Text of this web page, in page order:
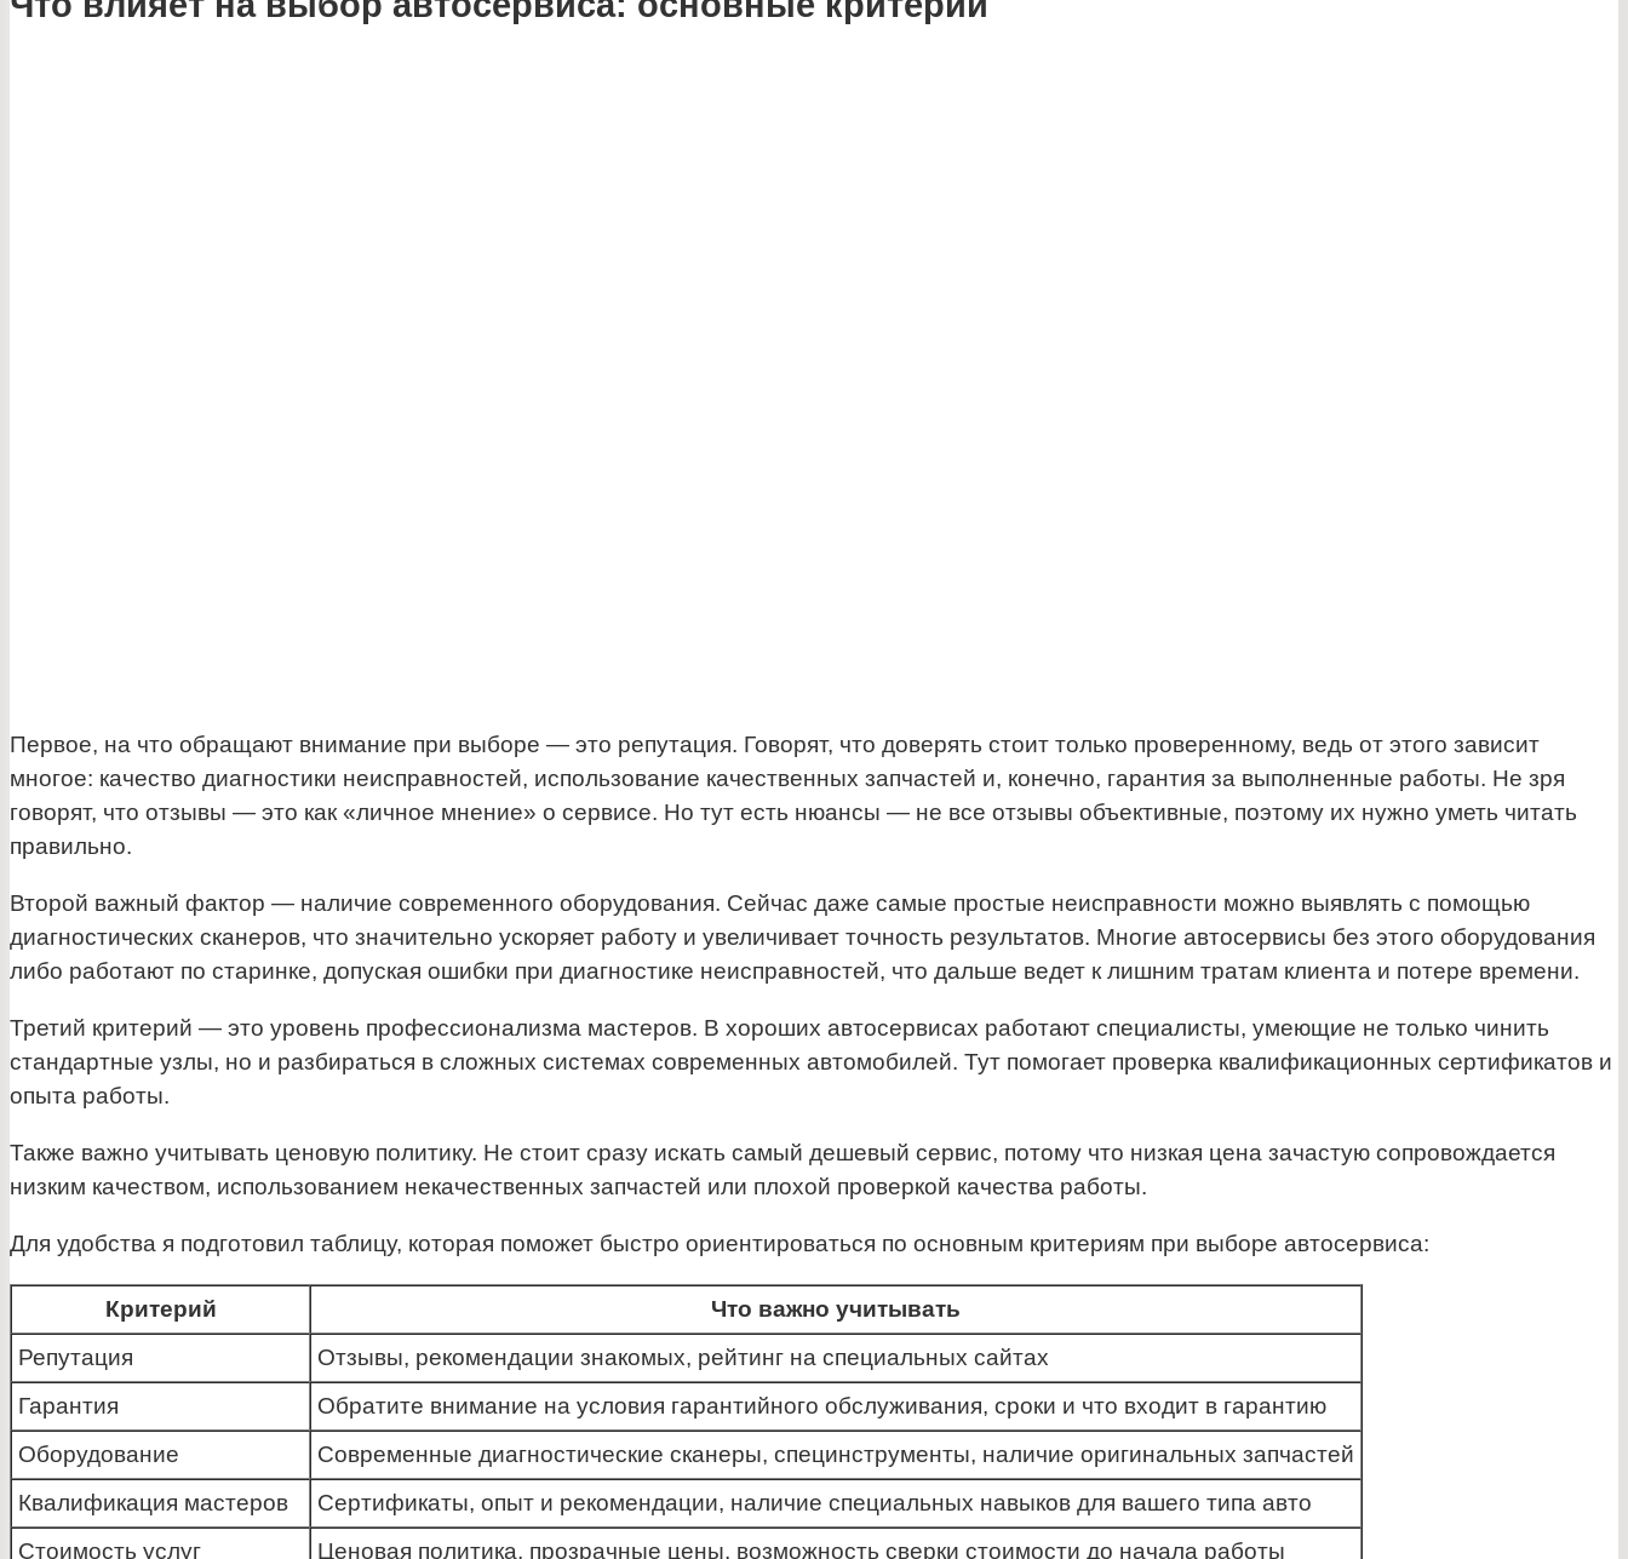
Первое, на что обращают внимание при выборе — это репутация. Говорят, что доверять стоит только проверенному, ведь от этого зависит
многое: качество диагностики неисправностей, использование качественных запчастей и, конечно, гарантия за выполненные работы. Не зря
говорят, что отзывы — это как «личное мнение» о сервисе. Но тут есть нюансы — не все отзывы объективные, поэтому их нужно уметь читать
правильно.
Второй важный фактор — наличие современного оборудования. Сейчас даже самые простые неисправности можно выявлять с помощью
диагностических сканеров, что значительно ускоряет работу и увеличивает точность результатов. Многие автосервисы без этого оборудования
либо работают по старинке, допуская ошибки при диагностике неисправностей, что дальше ведет к лишним тратам клиента и потере времени.
Третий критерий — это уровень профессионализма мастеров. В хороших автосервисах работают специалисты, умеющие не только чинить
стандартные узлы, но и разбираться в сложных системах современных автомобилей. Тут помогает проверка квалификационных сертификатов и
опыта работы.
Также важно учитывать ценовую политику. Не стоит сразу искать самый дешевый сервис, потому что низкая цена зачастую сопровождается
низким качеством, использованием некачественных запчастей или плохой проверкой качества работы.
Для удобства я подготовил таблицу, которая поможет быстро ориентироваться по основным критериям при выборе автосервиса:
Критерий
Что важно учитывать
Репутация
Отзывы, рекомендации знакомых, рейтинг на специальных сайтах
Гарантия
Обратите внимание на условия гарантийного обслуживания, сроки и что входит в гарантию
Оборудование
Современные диагностические сканеры, специнструменты, наличие оригинальных запчастей
Квалификация мастеров
Сертификаты, опыт и рекомендации, наличие специальных навыков для вашего типа авто
Стоимость услуг
Ценовая политика, прозрачные цены, возможность сверки стоимости до начала работы